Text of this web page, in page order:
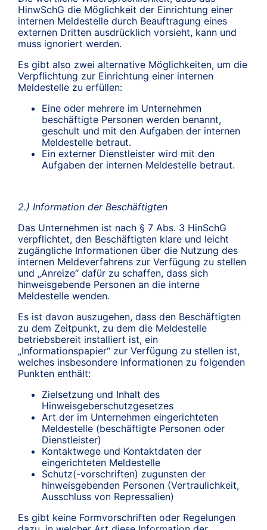
HinwSchG die Möglichkeit der Einrichtung einer
internen Meldestelle durch Beauftragung eines
externen Dritten ausdrücklich vorsieht, kann und
muss ignoriert werden.
Es gibt also zwei alternative Möglichkeiten, um die
Verpflichtung zur Einrichtung einer internen
Meldestelle zu erfüllen:
Eine oder mehrere im Unternehmen
beschäftigte Personen werden benannt,
geschult und mit den Aufgaben der internen
Meldestelle betraut.
Ein externer Dienstleister wird mit den
Aufgaben der internen Meldestelle betraut.
2.) Information der Beschäftigten
Das Unternehmen ist nach § 7 Abs. 3 HinSchG
verpflichtet, den Beschäftigten klare und leicht
zugängliche Informationen über die Nutzung des
internen Meldeverfahrens zur Verfügung zu stellen
und „Anreize“ dafür zu schaffen, dass sich
hinweisgebende Personen an die interne
Meldestelle wenden.
Es ist davon auszugehen, dass den Beschäftigten
zu dem Zeitpunkt, zu dem die Meldestelle
betriebsbereit installiert ist, ein
„Informationspapier“ zur Verfügung zu stellen ist,
welches insbesondere Informationen zu folgenden
Punkten enthält:
Zielsetzung und Inhalt des
Hinweisgeberschutzgesetzes
Art der im Unternehmen eingerichteten
Meldestelle (beschäftigte Personen oder
Dienstleister)
Kontaktwege und Kontaktdaten der
eingerichteten Meldestelle
Schutz(-vorschriften) zugunsten der
hinweisgebenden Personen (Vertraulichkeit,
Ausschluss von Repressalien)
Es gibt keine Formvorschriften oder Regelungen